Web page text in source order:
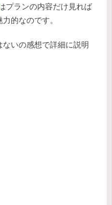
プランの内容だけ見れば
的なのです。
いの感想で詳細に説明